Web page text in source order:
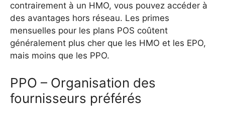
contrairement à un HMO, vous pouvez accéder à
des avantages hors réseau. Les primes
mensuelles pour les plans POS coûtent
généralement plus cher que les HMO et les EPO,
mais moins que les PPO.
PPO – Organisation des
fournisseurs préférés